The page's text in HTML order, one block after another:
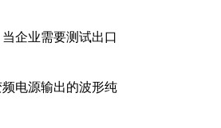
企业需要测试出口
电源输出的波形纯